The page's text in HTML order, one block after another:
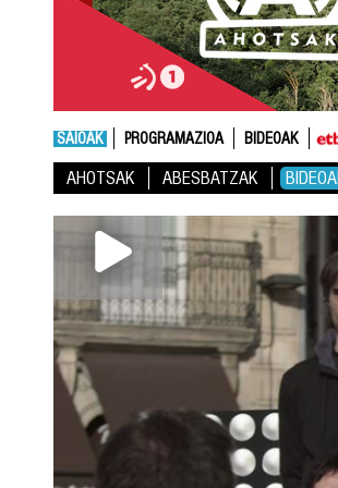
SAIOAK PROGRAMAZIOA BIDEOAK
AHOTSAK ABESBATZAK